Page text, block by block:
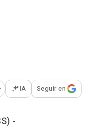
opciones para
IA Seguir en
-